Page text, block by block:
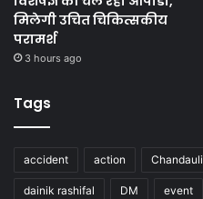
मिलेगी उचित चिकित्सकीय
परामर्श
3 hours ago
Tags
accident action Chandauli
dainik rashifal DM event